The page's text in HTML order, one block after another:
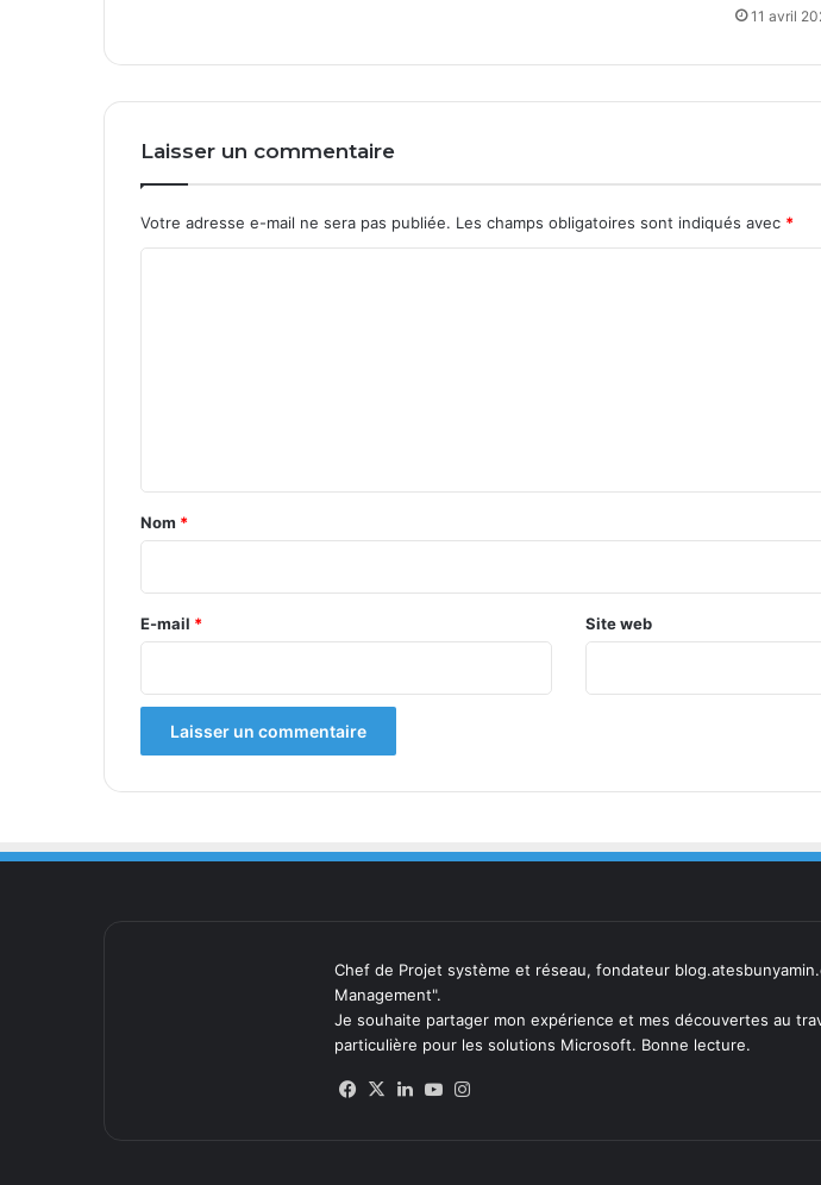
11 avril
Laisser un commentaire
Votre adresse e-mail ne sera pas publiée. Les champs obligatoires sont indiqués avec *
a
r
e
Nom *
E-mail * Site web
Chef de Projet système et réseau, fondateur
Management".
Je souhaite partager mon expérience et mes découvertes au
particulière pour les solutions Microsoft. Bonne lecture.
Facebook
X LinkedinYouTube